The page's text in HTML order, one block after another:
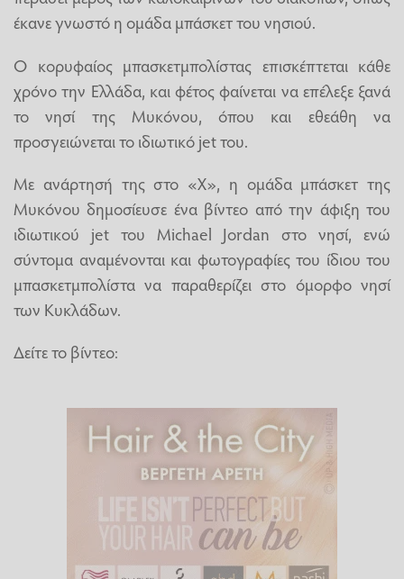
έκανε γνωστό η ομάδα μπάσκετ του νησιού.
Ο κορυφαίος μπασκετμπολίστας επισκέπτεται κάθε
χρόνο την Ελλάδα, και φέτος φαίνεται να επέλεξε ξανά
το νησί της Μυκόνου, όπου και εθεάθη να
προσγειώνεται το ιδιωτικό jet του.
Με ανάρτησή της στο «X», η ομάδα μπάσκετ της
Μυκόνου δημοσίευσε ένα βίντεο από την άφιξη του
ιδιωτικού jet του Michael Jordan στο νησί, ενώ
σύντομα αναμένονται και φωτογραφίες του ίδιου του
μπασκετμπολίστα να παραθερίζει στο όμορφο νησί
των Κυκλάδων.
Δείτε το βίντεο: